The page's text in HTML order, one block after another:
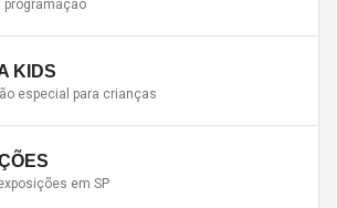
programação
KIDS
especial para crianças
em SP